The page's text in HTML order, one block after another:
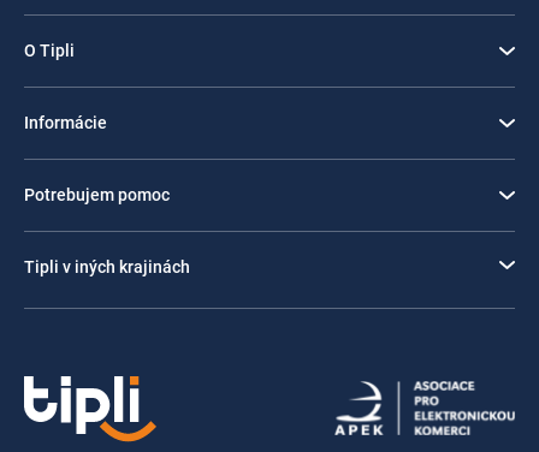
O Tipli
Informácie
Potrebujem pomoc
Tipli v iných krajinách